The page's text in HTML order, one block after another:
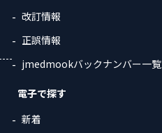
改訂情報
正誤情報
jmedmookバックナンバー一覧
電子で探す
新着